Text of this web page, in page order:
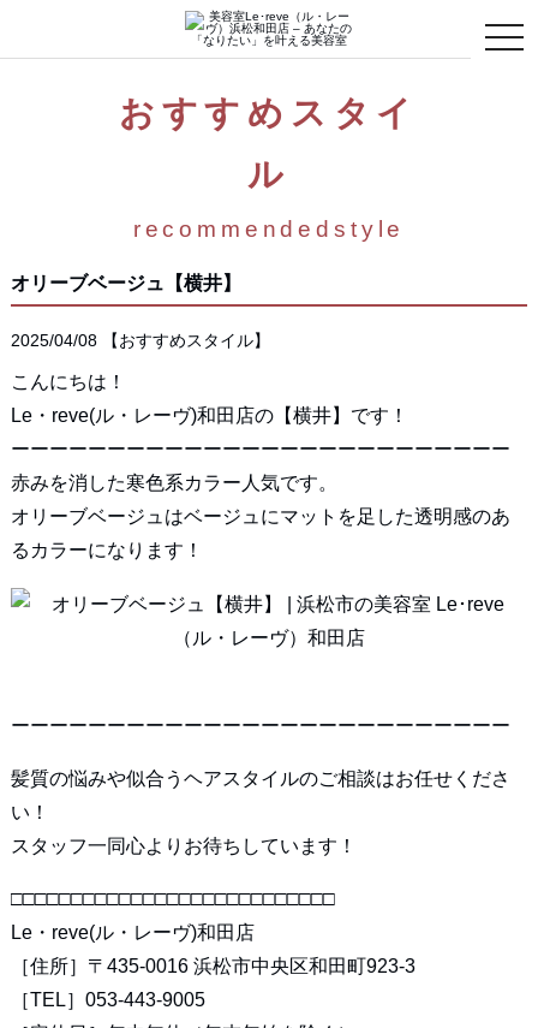
toggle
おすすめスタイ
ル
recommendedstyle
オリーブベージュ【横井】
2025/04/08 【おすすめスタイル】
こんにちは！
Le・reve(ル・レーヴ)和田店の【横井】です！
ーーーーーーーーーーーーーーーーーーーーーーーーーー
赤みを消した寒色系カラー人気です。
オリーブベージュはベージュにマットを足した透明感のあ
るカラーになります！
ーーーーーーーーーーーーーーーーーーーーーーーーーー
髪質の悩みや似合うヘアスタイルのご相談はお任せくださ
い！
スタッフ一同心よりお待ちしています！
□□□□□□□□□□□□□□□□□□□□□□□□□□□
Le・reve(ル・レーヴ)和田店
［住所］〒435-0016 浜松市中央区和田町923-3
［TEL］053-443-9005